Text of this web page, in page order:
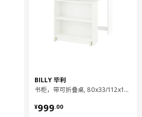
VOXTORP 沃托普 柜门
METOD 米多 壁柜
BILLY 毕利
书柜，带可折叠桌, 80x33/112x106 厘米
¥999.00
¥ 999.00